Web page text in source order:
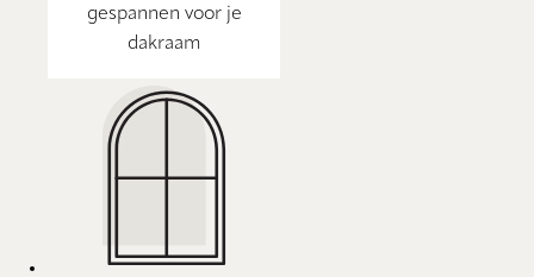
gespannen voor je
dakraam